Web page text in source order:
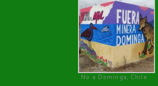
No a Dominga, Chile